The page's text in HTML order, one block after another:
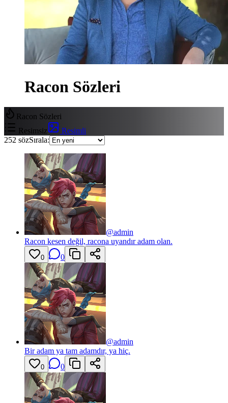
Racon Sözleri
Racon Sözleri
Resimsiz
Resimli
252 sözSırala:
@admin
Racon kesen değil, racona uyandır adam olan.
0 0
@admin
Bir adam ya tam adamdır, ya hiç.
0 0